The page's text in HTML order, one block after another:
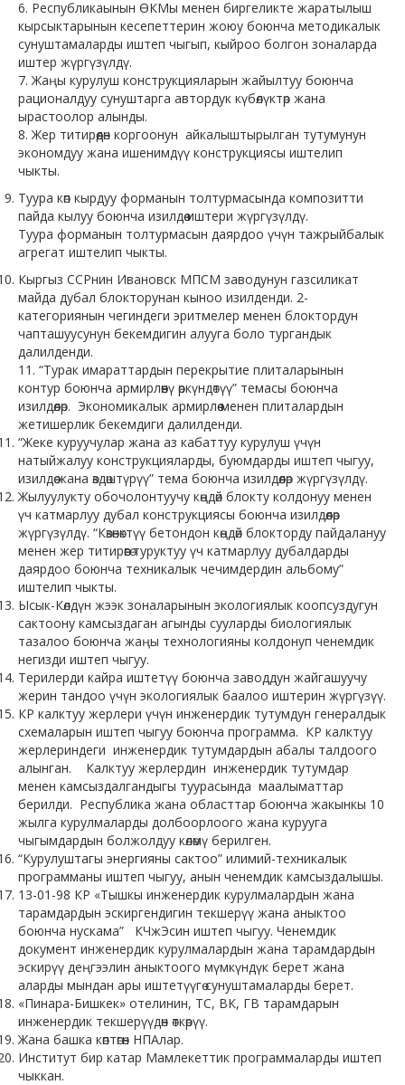
6. Республикаынын ӨКМы менен биргеликте жаратылыш
кырсыктарынын кесепеттерин жоюу боюнча методикалык
сунуштамаларды иштеп чыгып, кыйроо болгон зоналарда
иштер жүргүзүлдү.
7. Жаңы курулуш конструкцияларын жайылтуу боюнча
рационалдуу сунуштарга автордук күбөлүктөр жана
ырастоолор алынды.
8. Жер титирөөдөн коргоонун айкалыштырылган тутумунун
экономдуу жана ишенимдүү конструкциясы иштелип
чыкты.
Туура көп кырдуу форманын толтурмасында композитти
пайда кылуу боюнча изилдөө иштери жүргүзүлдү.
Туура форманын толтурмасын даярдоо үчүн тажрыйбалык
агрегат иштелип чыкты.
Кыргыз ССРнин Ивановск МПСМ заводунун газсиликат
майда дубал блокторунан кыноо изилденди. 2-
категориянын чегиндеги эритмелер менен блоктордун
чапташуусунун бекемдигин алууга боло тургандык
далилденди.
11. “Турак имараттардын перекрытие плиталарынын
контур боюнча армирлөөнү өркүндөтүү” темасы боюнча
изилдөөлөр. Экономикалык армирлөө менен плиталардын
жетишерлик бекемдиги далилденди.
“Жеке куруучулар жана аз кабаттуу курулуш үчүн
натыйжалуу конструкцияларды, буюмдарды иштеп чыгуу,
изилдөө жана өздөштүрүү” тема боюнча изилдөөлөр жүргүзүлдү.
Жылуулукту обочолонтуучу көңдөй блокту колдонуу менен
үч катмарлуу дубал конструкциясы боюнча изилдөөлөр
жүргүзүлдү. “Көзөнөктүү бетондон көңдөй блокторду пайдалануу
менен жер титирөөгө туруктуу үч катмарлуу дубалдарды
даярдоо боюнча техникалык чечимдердин альбому”
иштелип чыкты.
Ысык-Көлдүн жээк зоналарынын экологиялык коопсуздугун
сактоону камсыздаган агынды сууларды биологиялык
тазалоо боюнча жаңы технологияны колдонуп ченемдик
негизди иштеп чыгуу.
Терилерди кайра иштетүү боюнча заводдун жайгашуучу
жерин тандоо үчүн экологиялык баалоо иштерин жүргүзүү.
КР калктуу жерлери үчүн инженердик тутумдун генералдык
схемаларын иштеп чыгуу боюнча программа. КР калктуу
жерлериндеги инженердик тутумдардын абалы талдоого
алынган. Калктуу жерлердин инженердик тутумдар
менен камсыздалгандыгы туурасында маалыматтар
берилди. Республика жана областтар боюнча жакынкы 10
жылга курулмаларды долбоорлоого жана курууга
чыгымдардын болжолдуу көлөмү берилген.
“Курулуштагы энергияны сактоо” илимий-техникалык
программаны иштеп чыгуу, анын ченемдик камсыздалышы.
13-01-98 КР «Тышкы инженердик курулмалардын жана
тарамдардын эскиргендигин текшерүү жана аныктоо
боюнча нускама” КЧжЭсин иштеп чыгуу. Ченемдик
документ инженердик курулмалардын жана тарамдардын
эскирүү деңгээлин аныктоого мүмкүндүк берет жана
аларды мындан ары иштетүүгө сунуштамаларды берет.
«Пинара-Бишкек» отелинин, ТС, ВК, ГВ тарамдарын
инженердик текшерүүдөн өткөрүү.
Жана башка көптөгөн НПАлар.
Институт бир катар Мамлекеттик программаларды иштеп
чыккан.